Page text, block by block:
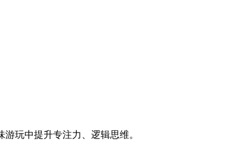
玩中提升专注力、逻辑思维。